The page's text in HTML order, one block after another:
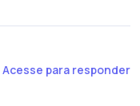
Acesse para responder